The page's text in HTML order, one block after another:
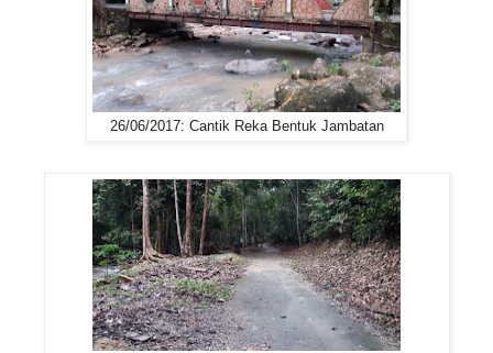
26/06/2017: Cantik Reka Bentuk Jambatan